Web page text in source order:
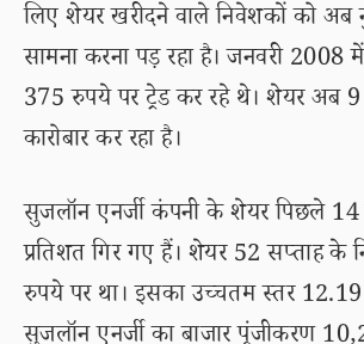
लिए शेयर खरीदने वाले निवेशकों को
सामना करना पड़ रहा है। जनवरी
375 रुपये पर ट्रेड कर रहे थे। शेयर अब
कारोबार कर रहा है।
सुजलॉन एनर्जी कंपनी के शेयर पिछले 14
प्रतिशत गिर गए हैं। शेयर 52 सप्ताह के
रुपये पर था। इसका उच्चतम स्तर 12.19